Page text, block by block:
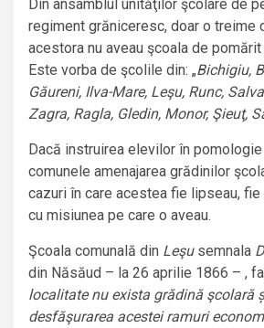
Din ansamblul unităţilor şcolare de
regiment grăniceresc, doar o treime
acestora nu aveau şcoala de
Este vorba de şcolile din: „Bichigiu,
Găureni, Ilva-Mare, Leşu, Runc,
Zagra, Ragla, Gledin, Monor, Şieuţ,
Dacă instruirea elevilor în
comunele amenajarea grădinilor
cazuri în care acestea fie lipseau,
cu misiunea pe care o aveau.
Şcoala comunală din Leşusemnala
din Năsăud – la 26 aprilie 1866 – ,
localitate nu exista grădină şcolară
desfăşurarea acestei ramuri